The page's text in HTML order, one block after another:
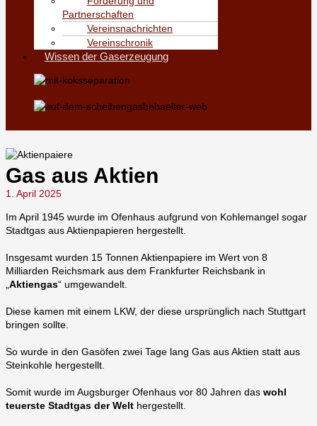
Partnerschaften
Vereinsnachrichten
Vereinschronik
Wissen der Gaserzeugung
Gas aus Aktien
1. April 2025
Im April 1945 wurde im Ofenhaus aufgrund von Kohlemangel sogar
Stadtgas aus Aktienpapieren hergestellt.
Insgesamt wurden 15 Tonnen Aktienpapiere im Wert von 8
Milliarden Reichsmark aus dem Frankfurter Reichsbank in
Aktiengas“ umgewandelt.
Diese kamen mit einem LKW, der diese ursprünglich nach Stuttgart
bringen sollte.
So wurde in den Gasöfen zwei Tage lang Gas aus Aktien statt aus
Steinkohle hergestellt.
Somit wurde im Augsburger Ofenhaus vor 80 Jahren das wohl
teuerste Stadtgas der Welt hergestellt.